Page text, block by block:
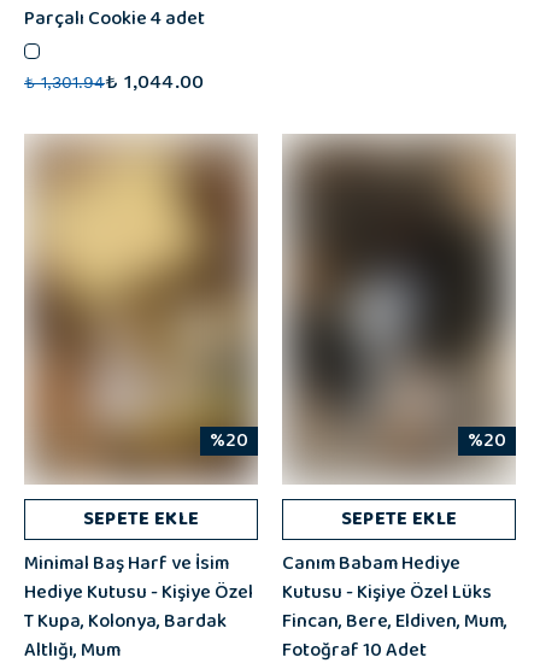
Parçalı Cookie 4 adet
₺ 1,301.94₺ 1,044.00
%20
SEPETE EKLE
Minimal Baş Harf ve İsim
Hediye Kutusu - Kişiye Özel
T Kupa, Kolonya, Bardak
Altlığı, Mum
%20
SEPETE EKLE
Canım Babam Hediye
Kutusu - Kişiye Özel Lüks
Fincan, Bere, Eldiven, Mum,
Fotoğraf 10 Adet